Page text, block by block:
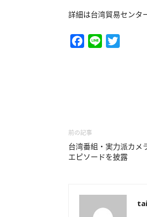
詳細は台湾貿易センタ
Facebook
Line
前の記事
台湾番組・実力派カメ
エピソードを披露